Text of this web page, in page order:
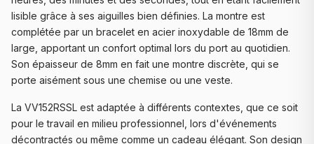
lisible grâce à ses aiguilles bien définies. La montre est
complétée par un bracelet en acier inoxydable de 18mm de
large, apportant un confort optimal lors du port au quotidien.
Son épaisseur de 8mm en fait une montre discrète, qui se
porte aisément sous une chemise ou une veste.
La VV152RSSL est adaptée à différents contextes, que ce soit
pour le travail en milieu professionnel, lors d'événements
décontractés ou même comme un cadeau élégant. Son design